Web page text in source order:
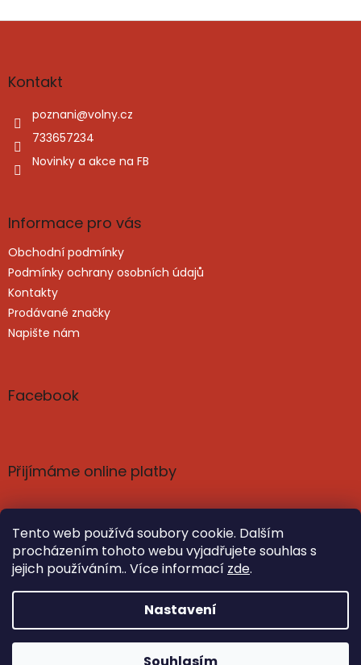
Tento web používá soubory cookie. Dalším
procházením tohoto webu vyjadřujete souhlas s
jejich používáním.. Více informací zde.
Nastavení
Z
aKontakt
poznani@volny.cz
733657234
Novinky a akce na FB
Informace pro vás
Obchodní podmínky
Podmínky ochrany osobních údajů
Kontakty
Prodávané značky
Napište nám
Facebook
Přijímáme online platby
Nastavil tým EshopyUmíme.cz
Copyright 2026Poznání a harmonie: knihy, čaje,